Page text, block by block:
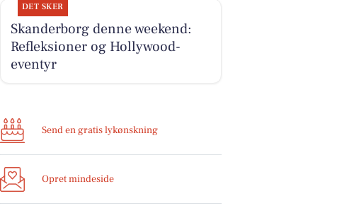
DET SKER
Skanderborg denne weekend:
Refleksioner og Hollywood-
eventyr
Send en gratis lykønskning
Opret mindeside